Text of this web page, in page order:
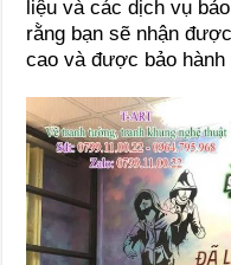
liệu và các dịch vụ
rằng bạn sẽ nhận
cao và được bảo